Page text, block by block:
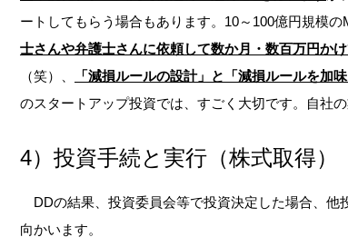
ートしてもらう場合もあります。10～100億円規模
士さんや弁護士さんに依頼して数か月・数百万円か
（笑）、
「減損ルールの設計」と「減損ルールを加
のスタートアップ投資では、すごく大切です。自社の
4）投資手続と実行（株式取得）
DDの結果、投資委員会等で投資決定した場合、他
向かいます。